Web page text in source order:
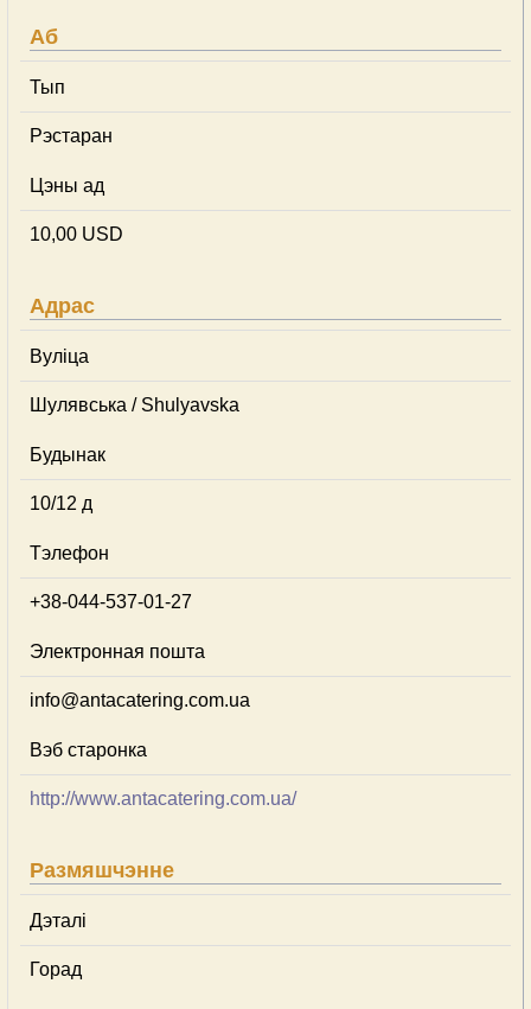
Аб
Тып
Рэстаран
Цэны ад
10,00 USD
Адрас
Вуліца
Шулявська / Shulyavska
Будынак
10/12 д
Тэлефон
+38-044-537-01-27
Электронная пошта
info@antacatering.com.ua
Вэб старонка
http://www.antacatering.com.ua/
Размяшчэнне
Дэталі
Горад